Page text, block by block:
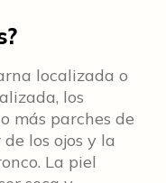
localizada o
los
más parches de
los ojos y la
La piel